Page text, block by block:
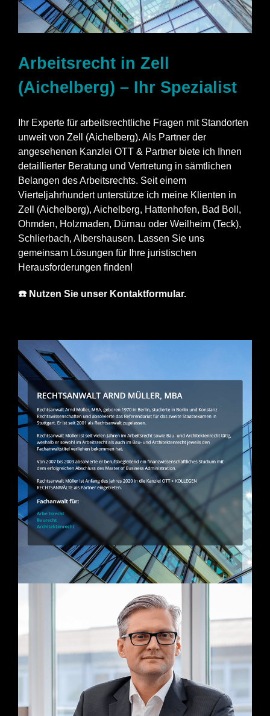
Arbeitsrecht in Zell
(Aichelberg) – Ihr Spezialist
Ihr Experte für arbeitsrechtliche Fragen mit Standorten
unweit von Zell (Aichelberg). Als Partner der
angesehenen Kanzlei OTT & Partner biete ich Ihnen
detaillierter Beratung und Vertretung in sämtlichen
Belangen des Arbeitsrechts. Seit einem
Vierteljahrhundert unterstütze ich meine Klienten in
Zell (Aichelberg), Aichelberg, Hattenhofen, Bad Boll ,
Ohmden, Holzmaden, Dürnau oder Weilheim (Teck),
Schlierbach, Albershausen. Lassen Sie uns
gemeinsam Lösungen für Ihre juristischen
Herausforderungen finden!
☎️ Nutzen Sie unser Kontaktformular.